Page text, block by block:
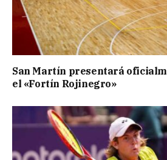
San Martín presentará
el «Fortín Rojinegro»